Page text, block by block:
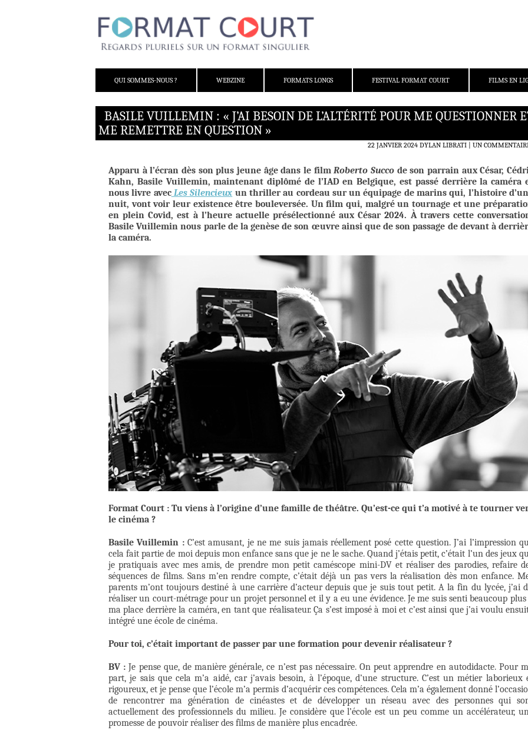
QUI SOMMES-NOUS ?
WEBZINE FORMATS LONGS FESTIVAL FORMAT COURT FILMS EN
BASILE VUILLEMIN : « J’AI BESOIN DE L’ALTÉRITÉ POUR ME QUESTIONNER
ME REMETTRE EN QUESTION »
22 JANVIER 2024 DYLAN LIBRATI UN
Apparu à l’écran dès son plus jeune âge dans le filmRoberto Succo de son parrain aux César,
Kahn, Basile Vuillemin, maintenant diplômé de l’IAD en Belgique, est passé derrière la caméra
nous livre avecLes Silencieux un thriller au cordeau sur un équipage de marins qui, l’histoire
nuit, vont voir leur existence être bouleversée. Un film qui, malgré un tournage et une
en plein Covid, est à l’heure actuelle présélectionné aux César 2024. À travers cette
Basile Vuillemin nous parle de la genèse de son œuvre ainsi que de son passage de devant à
la caméra.
Format Court : Tu viens à l’origine d’une famille de théâtre. Qu’est-ce qui t’a motivé à te tourner
le cinéma ?
Basile Vuillemin :C’est amusant, je ne me suis jamais réellement posé cette question. J’ai l’impression
cela fait partie de moi depuis mon enfance sans que je ne le sache. Quand j’étais petit, c’était l’un des jeux
je pratiquais avec mes amis, de prendre mon petit caméscope mini-DV et réaliser des parodies, refaire
séquences de films. Sans m’en rendre compte, c’était déjà un pas vers la réalisation dès mon enfance.
parents m’ont toujours destiné à une carrière d’acteur depuis que je suis tout petit. A la fin du lycée, j’ai
réaliser un court-métrage pour un projet personnel et il y a eu une évidence. Je me suis senti beaucoup plus
ma place derrière la caméra, en tant que réalisateur. Ça s’est imposé à moi et c’est ainsi que j’ai voulu
intégré une école de cinéma.
Pour toi, c’était important de passer par une formation pour devenir réalisateur ?
BV : Je pense que, de manière générale, ce n’est pas nécessaire. On peut apprendre en autodidacte. Pour
part, je sais que cela m’a aidé, car j’avais besoin, à l’époque, d’une structure. C’est un métier laborieux
rigoureux, et je pense que l’école m’a permis d’acquérir ces compétences. Cela m’a également donné
de rencontrer ma génération de cinéastes et de développer un réseau avec des personnes qui
actuellement des professionnels du milieu. Je considère que l’école est un peu comme un accélérateur,
promesse de pouvoir réaliser des films de manière plus encadrée.